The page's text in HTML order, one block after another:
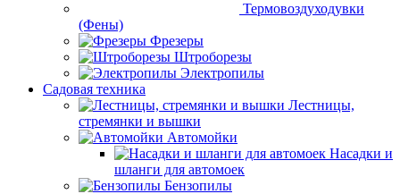
Термовоздуходувки
(Фены)
Фрезеры
Штроборезы
Электропилы
Садовая техника
Лестницы,
стремянки и вышки
Автомойки
Насадки и
шланги для автомоек
Бензопилы